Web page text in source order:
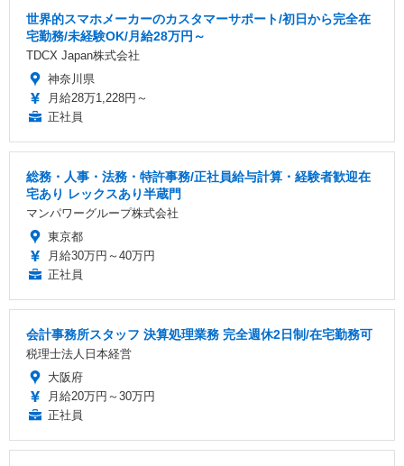
世界的スマホメーカーのカスタマーサポート/初日から完全在
宅勤務/未経験OK/月給28万円～
TDCX Japan株式会社
神奈川県
月給28万1,228円～
正社員
総務・人事・法務・特許事務/正社員給与計算・経験者歓迎在
宅あり レックスあり半蔵門
マンパワーグループ株式会社
東京都
月給30万円～40万円
正社員
会計事務所スタッフ 決算処理業務 完全週休2日制/在宅勤務可
税理士法人日本経営
大阪府
月給20万円～30万円
正社員